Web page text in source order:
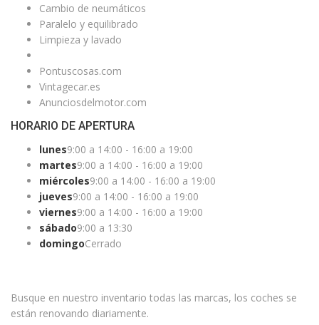
Cambio de neumáticos
Paralelo y equilibrado
Limpieza y lavado
Pontuscosas.com
Vintagecar.es
Anunciosdelmotor.com
HORARIO DE APERTURA
lunes9:00 a 14:00 - 16:00 a 19:00
martes9:00 a 14:00 - 16:00 a 19:00
miércoles9:00 a 14:00 - 16:00 a 19:00
jueves9:00 a 14:00 - 16:00 a 19:00
viernes9:00 a 14:00 - 16:00 a 19:00
sábado9:00 a 13:30
domingoCerrado
Busque en nuestro inventario todas las marcas, los coches se
están renovando diariamente.